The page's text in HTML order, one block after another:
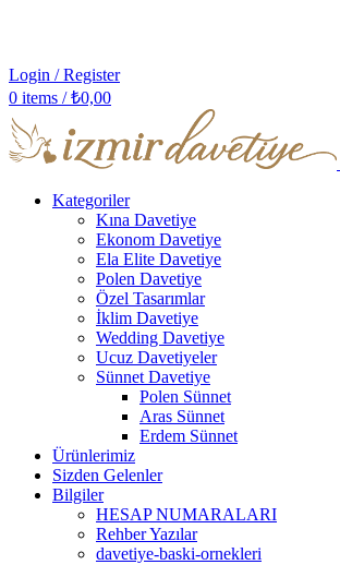
Login / Register
0 items / ₺0,00
Kategoriler
Kına Davetiye
Ekonom Davetiye
Ela Elite Davetiye
Polen Davetiye
Özel Tasarımlar
İklim Davetiye
Wedding Davetiye
Ucuz Davetiyeler
Sünnet Davetiye
Polen Sünnet
Aras Sünnet
Erdem Sünnet
Ürünlerimiz
Sizden Gelenler
Bilgiler
HESAP NUMARALARI
Rehber Yazılar
davetiye-baski-ornekleri